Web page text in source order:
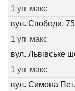
1 уп макс
вул. Свободи,
1 уп макс
вул. Львівське
1 уп макс
вул. Симона